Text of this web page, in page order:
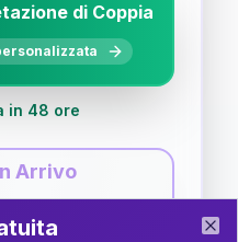
di Coppia
in 48 ore
Arrivo
di Coppia
del Libro